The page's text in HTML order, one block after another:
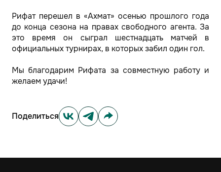
Рифат перешел в «Ахмат» осенью прошлого года
до конца сезона на правах свободного агента. За
это время он сыграл шестнадцать матчей в
официальных турнирах, в которых забил один гол.
Мы благодарим Рифата за совместную работу и
желаем удачи!
Поделиться